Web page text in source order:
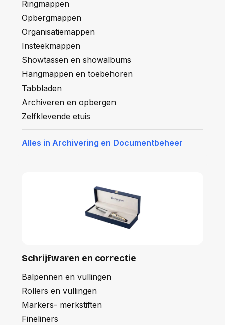
Ringmappen
Opbergmappen
Organisatiemappen
Insteekmappen
Showtassen en showalbums
Hangmappen en toebehoren
Tabbladen
Archiveren en opbergen
Zelfklevende etuis
Alles in Archivering en Documentbeheer
Schrijfwaren en correctie
Balpennen en vullingen
Rollers en vullingen
Markers- merkstiften
Fineliners